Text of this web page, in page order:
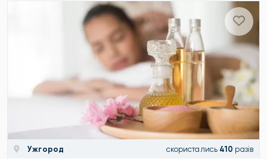
Ужгород скористались 410 разів